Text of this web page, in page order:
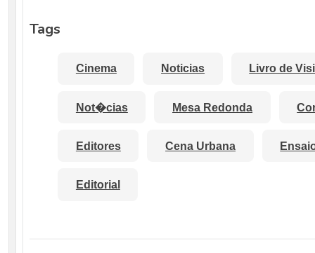
Tags
Cinema Noticias Livro de
Not�cias Mesa Redonda
Editores Cena Urbana
Editorial